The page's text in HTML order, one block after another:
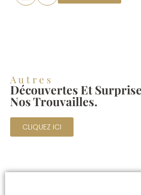
Autres
Découvertes Et
Nos Trouvailles.
CLIQUEZ ICI